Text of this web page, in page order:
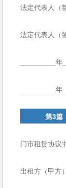
法定代表人（
法定代表人（
_________
_________
第3篇
门市租赁协议
出租方（甲方